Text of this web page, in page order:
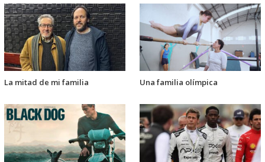
La mitad de mi familia Una familia olímpica